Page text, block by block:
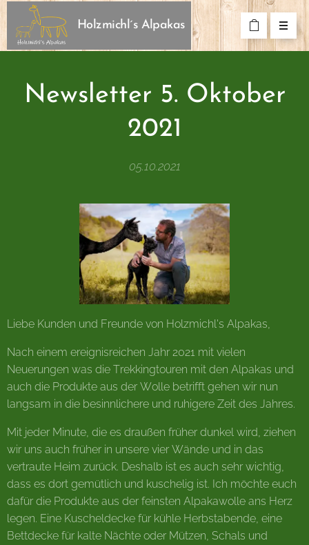
Holzmichl´s Alpakas
Newsletter 5. Oktober
2021
05.10.2021
Liebe Kunden und Freunde von Holzmichl's Alpakas,
Nach einem ereignisreichen Jahr 2021 mit vielen
Neuerungen was die Trekkingtouren mit den Alpakas und
auch die Produkte aus der Wolle betrifft gehen wir nun
langsam in die besinnlichere und ruhigere Zeit des Jahres.
Mit jeder Minute, die es draußen früher dunkel wird, ziehen
wir uns auch früher in unsere vier Wände und in das
vertraute Heim zurück. Deshalb ist es auch sehr wichtig,
dass es dort gemütlich und kuschelig ist. Ich möchte euch
dafür die Produkte aus der feinsten Alpakawolle ans Herz
legen. Eine Kuscheldecke für kühle Herbstabende, eine
Bettdecke für kalte Nächte oder Mützen, Schals und